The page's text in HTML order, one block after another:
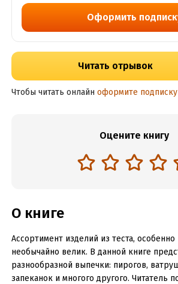
Оформить
Читать отрывок
Чтобы читать онлайн оформите подписку
Оцените книгу
О книге
Ассортимент изделий из теста, особенно
необычайно велик. В данной книге
разнообразной выпечки: пирогов,
запеканок и многого другого. Читатель